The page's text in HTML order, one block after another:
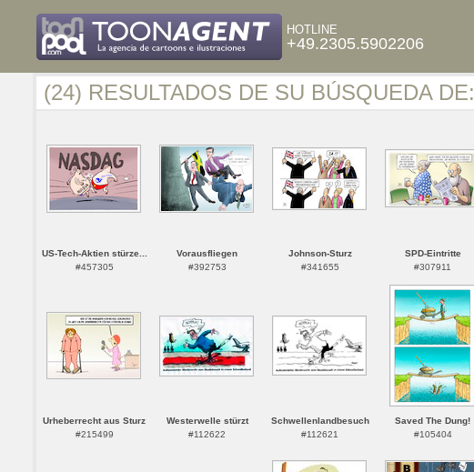
HOTLINE
+49.2305.5902206
(24) RESULTADOS DE SU BÚSQUEDA DE:
US-Tech-Aktien stürze...
#457305
Vorausfliegen
#392753
Johnson-Sturz
#341655
SPD-Eintritte
#307911
Urheberrecht aus Sturz
#215499
Westerwelle stürzt
#112622
Schwellenlandbesuch
#112621
Saved The Dung!
#105404